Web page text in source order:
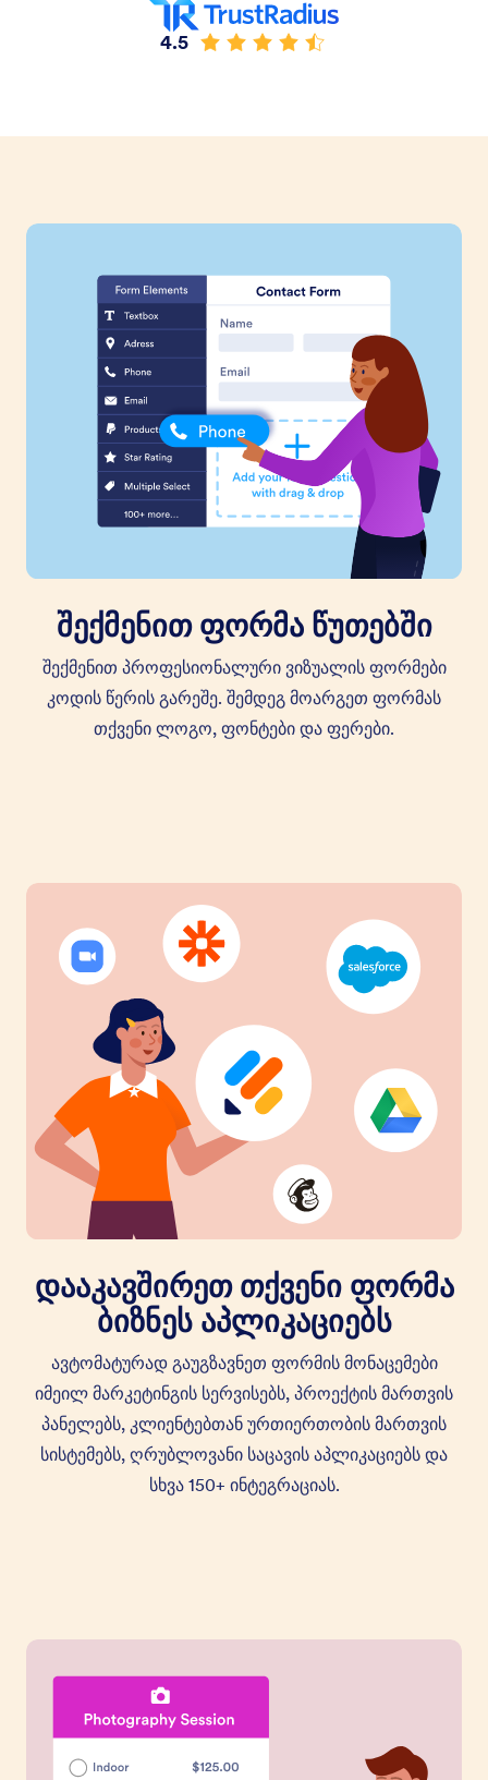
4.5
შექმენით ფორმა წუთებში
შექმენით პროფესიონალური ვიზუალის ფორმები
კოდის წერის გარეშე. შემდეგ მოარგეთ ფორმას
თქვენი ლოგო, ფონტები და ფერები.
დააკავშირეთ თქვენი ფორმა
ბიზნეს აპლიკაციებს
ავტომატურად გაუგზავნეთ ფორმის მონაცემები
იმეილ მარკეტინგის სერვისებს, პროექტის მართვის
პანელებს, კლიენტებთან ურთიერთობის მართვის
სისტემებს, ღრუბლოვანი საცავის აპლიკაციებს და
სხვა 150+ ინტეგრაციას.